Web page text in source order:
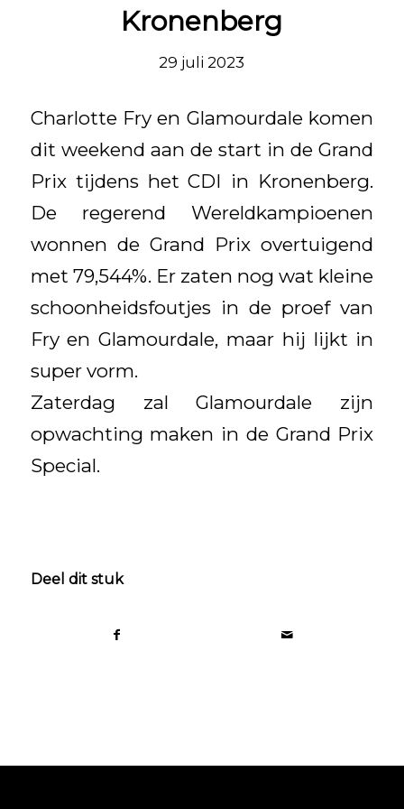
Kronenberg
29 juli 2023
Charlotte Fry en Glamourdale komen
dit weekend aan de start in de Grand
Prix tijdens het CDI in Kronenberg.
De regerend Wereldkampioenen
wonnen de Grand Prix overtuigend
met 79,544%. Er zaten nog wat kleine
schoonheidsfoutjes in de proef van
Fry en Glamourdale, maar hij lijkt in
super vorm.
Zaterdag zal Glamourdale zijn
opwachting maken in de Grand Prix
Special.
Deel dit stuk